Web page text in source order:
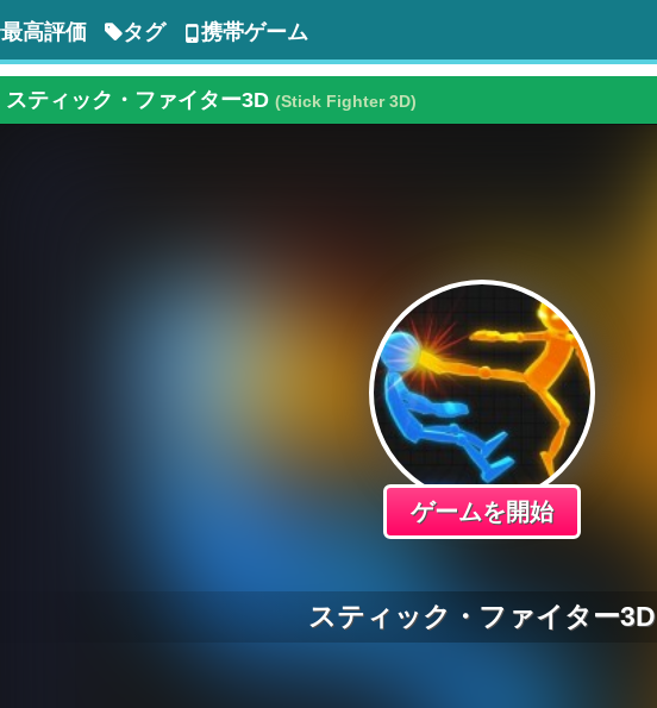
最高評価 タグ 携帯ゲーム
スティック・ファイター3D (Stick Fighter 3D)
ゲームを開始
スティック・ファイター3D